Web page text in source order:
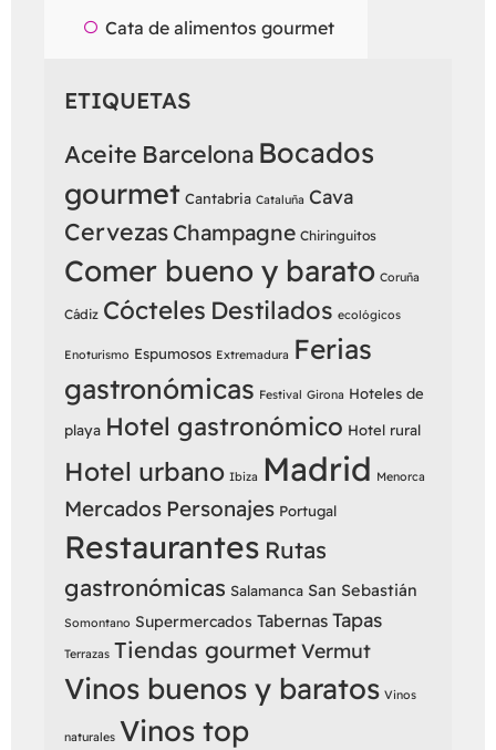
Cata de alimentos gourmet
ETIQUETAS
Aceite Barcelona Bocados
gourmet Cantabria Cataluña Cava
Cervezas Champagne Chiringuitos
Comer bueno y barato Coruña
Cádiz Cócteles Destilados ecológicos
Enoturismo Espumosos Extremadura Ferias
gastronómicas Festival Girona Hoteles de
playa Hotel gastronómico Hotel rural
Hotel urbano Ibiza Madrid Menorca
Mercados Personajes Portugal
Restaurantes Rutas
gastronómicas Salamanca San Sebastián
Somontano Supermercados Tabernas Tapas
Terrazas Tiendas gourmetVermut
Vinos buenos y baratos Vinos
naturales Vinos top